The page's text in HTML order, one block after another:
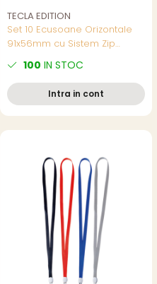
TECLA EDITION
Set 10 Ecusoane Orizontale
91x56mm cu Sistem Zip
- Suporturi Impermeabile
pentru Badge-uri si Carduri
100 IN STOC
Intra in cont